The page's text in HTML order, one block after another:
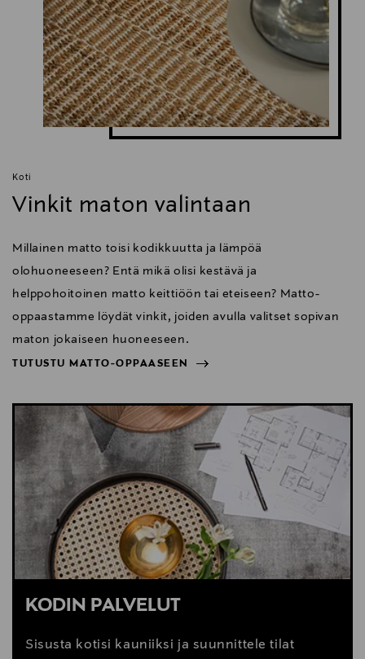
Koti
Vinkit maton valintaan
Millainen matto toisi kodikkuutta ja lämpöä
olohuoneeseen? Entä mikä olisi kestävä ja
helppohoitoinen matto keittiöön tai eteiseen? Matto-
oppaastamme löydät vinkit, joiden avulla valitset sopivan
maton jokaiseen huoneeseen.
TUTUSTU MATTO-OPPAASEEN
TUTUSTU MATTO-OPPAASEEN
KODIN PALVELUT
Sisusta kotisi kauniiksi ja suunnittele tilat